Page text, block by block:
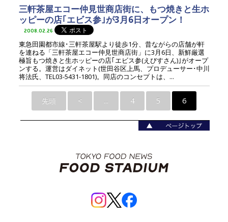
三軒茶屋エコー仲見世商店街に、もつ焼きと生ホ
ッピーの店｢エビス参｣が3月6日オープン！
2008.02.26
東急田園都市線･三軒茶屋駅より徒歩1分、昔ながらの店舗が軒
を連ねる「三軒茶屋エコー仲見世商店街」に3月6日、新鮮厳選
極旨もつ焼きと生ホッピーの店｢エビス参(えびすさん)｣がオープ
ンする。運営はダイネット(世田谷区上馬、プロデューサー･中川
将法氏、TEL03-5431-1801)。同店のコンセプトは、...
先頭 < ... 4 5 6